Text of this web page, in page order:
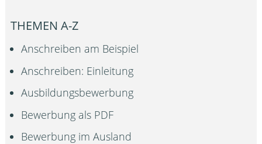
THEMEN A-Z
Anschreiben am Beispiel
Anschreiben: Einleitung
Ausbildungsbewerbung
Bewerbung als PDF
Bewerbung im Ausland